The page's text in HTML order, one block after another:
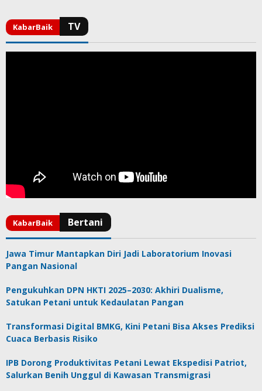
Jawa Timur Mantapkan Diri Jadi Laboratorium Inovasi
Pangan Nasional
Pengukuhkan DPN HKTI 2025–2030: Akhiri Dualisme,
Satukan Petani untuk Kedaulatan Pangan
Transformasi Digital BMKG, Kini Petani Bisa Akses Prediksi
Cuaca Berbasis Risiko
IPB Dorong Produktivitas Petani Lewat Ekspedisi Patriot,
Salurkan Benih Unggul di Kawasan Transmigrasi